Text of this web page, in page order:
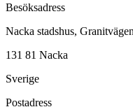
Besöksadress
Nacka stadshus,
131 81 Nacka
Sverige
Postadress